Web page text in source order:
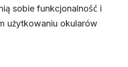
sobie funkcjonalność i
użytkowaniu okularów